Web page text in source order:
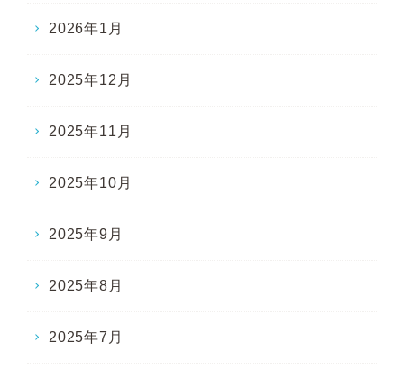
2026年1月
2025年12月
2025年11月
2025年10月
2025年9月
2025年8月
2025年7月